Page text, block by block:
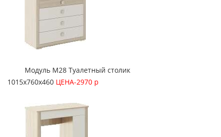
Модуль М28 Туалетный столик
1015х760х460 ЦЕНА-2970 р